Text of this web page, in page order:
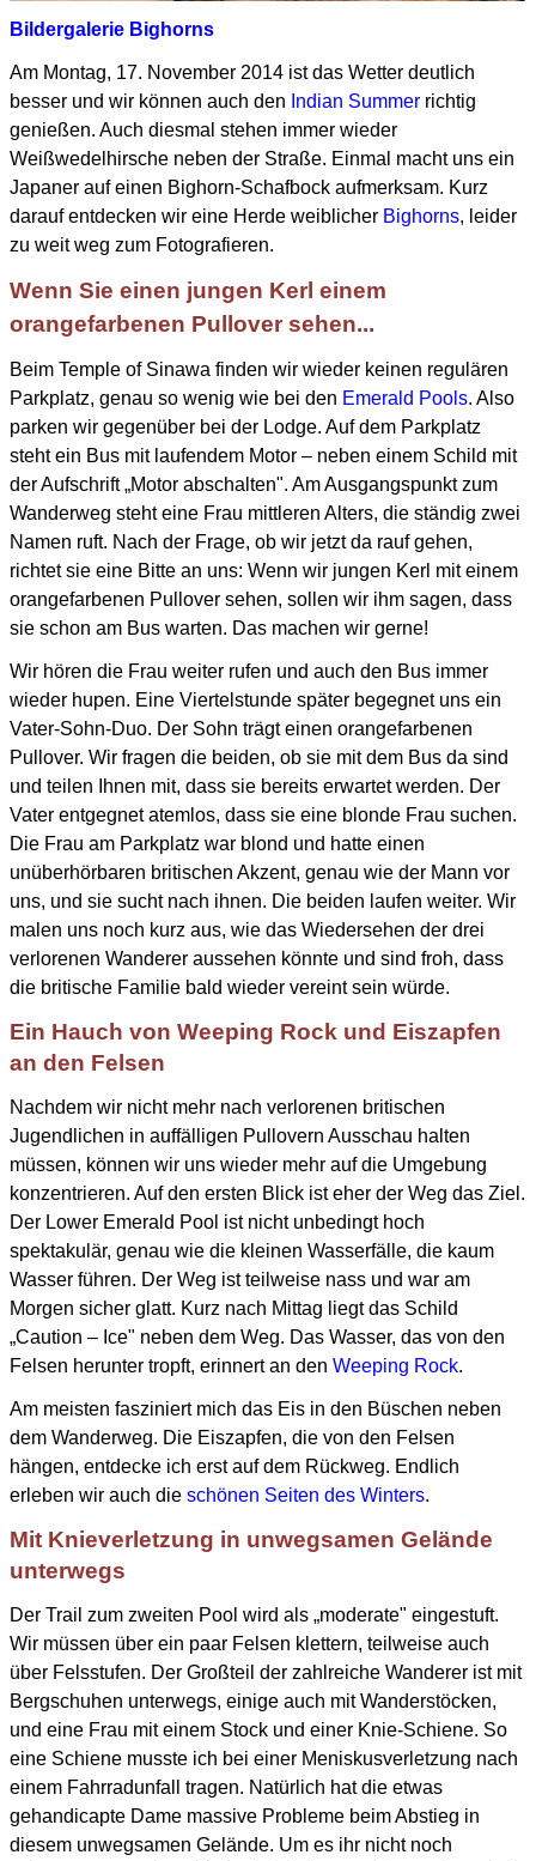
Bildergalerie Bighorns
Am Montag, 17. November 2014 ist das Wetter deutlich
besser und wir können auch den Indian Summer richtig
genießen. Auch diesmal stehen immer wieder
Weißwedelhirsche neben der Straße. Einmal macht uns ein
Japaner auf einen Bighorn-Schafbock aufmerksam. Kurz
darauf entdecken wir eine Herde weiblicher Bighorns, leider
zu weit weg zum Fotografieren.
Wenn Sie einen jungen Kerl einem
orangefarbenen Pullover sehen...
Beim Temple of Sinawa finden wir wieder keinen regulären
Parkplatz, genau so wenig wie bei den Emerald Pools. Also
parken wir gegenüber bei der Lodge. Auf dem Parkplatz
steht ein Bus mit laufendem Motor – neben einem Schild mit
der Aufschrift „Motor abschalten". Am Ausgangspunkt zum
Wanderweg steht eine Frau mittleren Alters, die ständig zwei
Namen ruft. Nach der Frage, ob wir jetzt da rauf gehen,
richtet sie eine Bitte an uns: Wenn wir jungen Kerl mit einem
orangefarbenen Pullover sehen, sollen wir ihm sagen, dass
sie schon am Bus warten. Das machen wir gerne!
Wir hören die Frau weiter rufen und auch den Bus immer
wieder hupen. Eine Viertelstunde später begegnet uns ein
Vater-Sohn-Duo. Der Sohn trägt einen orangefarbenen
Pullover. Wir fragen die beiden, ob sie mit dem Bus da sind
und teilen Ihnen mit, dass sie bereits erwartet werden. Der
Vater entgegnet atemlos, dass sie eine blonde Frau suchen.
Die Frau am Parkplatz war blond und hatte einen
unüberhörbaren britischen Akzent, genau wie der Mann vor
uns, und sie sucht nach ihnen. Die beiden laufen weiter. Wir
malen uns noch kurz aus, wie das Wiedersehen der drei
verlorenen Wanderer aussehen könnte und sind froh, dass
die britische Familie bald wieder vereint sein würde.
Ein Hauch von Weeping Rock und Eiszapfen
an den Felsen
Nachdem wir nicht mehr nach verlorenen britischen
Jugendlichen in auffälligen Pullovern Ausschau halten
müssen, können wir uns wieder mehr auf die Umgebung
konzentrieren. Auf den ersten Blick ist eher der Weg das Ziel.
Der Lower Emerald Pool ist nicht unbedingt hoch
spektakulär, genau wie die kleinen Wasserfälle, die kaum
Wasser führen. Der Weg ist teilweise nass und war am
Morgen sicher glatt. Kurz nach Mittag liegt das Schild
„Caution – Ice" neben dem Weg. Das Wasser, das von den
Felsen herunter tropft, erinnert an den Weeping Rock.
Am meisten fasziniert mich das Eis in den Büschen neben
dem Wanderweg. Die Eiszapfen, die von den Felsen
hängen, entdecke ich erst auf dem Rückweg. Endlich
erleben wir auch die schönen Seiten des Winters.
Mit Knieverletzung in unwegsamen Gelände
unterwegs
Der Trail zum zweiten Pool wird als „moderate" eingestuft.
Wir müssen über ein paar Felsen klettern, teilweise auch
über Felsstufen. Der Großteil der zahlreiche Wanderer ist mit
Bergschuhen unterwegs, einige auch mit Wanderstöcken,
und eine Frau mit einem Stock und einer Knie-Schiene. So
eine Schiene musste ich bei einer Meniskusverletzung nach
einem Fahrradunfall tragen. Natürlich hat die etwas
gehandicapte Dame massive Probleme beim Abstieg in
diesem unwegsamen Gelände. Um es ihr nicht noch